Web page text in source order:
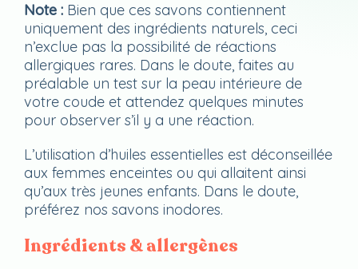
Note : Bien que ces savons contiennent
uniquement des ingrédients naturels, ceci
n’exclue pas la possibilité de réactions
allergiques rares. Dans le doute, faites au
préalable un test sur la peau intérieure de
votre coude et attendez quelques minutes
pour observer s’il y a une réaction.
L’utilisation d’huiles essentielles est déconseillée
aux femmes enceintes ou qui allaitent ainsi
qu’aux très jeunes enfants. Dans le doute,
préférez nos savons inodores.
Ingrédients & allergènes